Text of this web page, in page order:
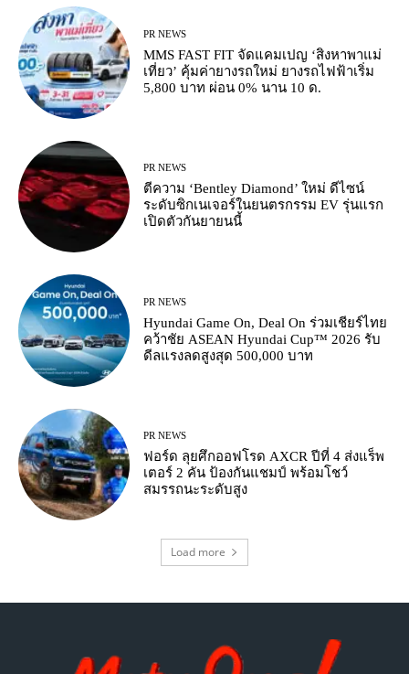
PR NEWS
MMS FAST FIT จัดแคมเปญ ‘สิงหาพาแม่
เที่ยว’ คุ้มค่ายางรถใหม่ ยางรถไฟฟ้าเริ่ม
5,800 บาท ผ่อน 0% นาน 10 ด.
PR NEWS
ตีความ ‘Bentley Diamond’ ใหม่ ดีไซน์
ระดับซิกเนเจอร์ในยนตรกรรม EV รุ่นแรก
เปิดตัวกันยายนนี้
PR NEWS
Hyundai Game On, Deal On ร่วมเชียร์ไทย
คว้าชัย ASEAN Hyundai Cup™ 2026 รับ
ดีลแรงลดสูงสุด 500,000 บาท
PR NEWS
ฟอร์ด ลุยศึกออฟโรด AXCR ปีที่ 4 ส่งแร็พ
เตอร์ 2 คัน ป้องกันแชมป์ พร้อมโชว์
สมรรถนะระดับสูง
Load more